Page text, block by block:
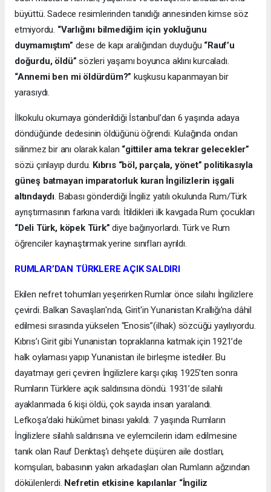
büyüttü. Sadece resimlerinden tanıdığı annesinden kimse söz
etmiyordu. “Varlığını bilmediğim için yokluğunu
duymamıştım” dese de kapı aralığından duyduğu “Rauf’u
doğurdu, öldü” sözleri yaşamı boyunca aklını kurcaladı.
“Annemi ben mi öldürdüm?”kuşkusu kapanmayan bir
yarasıydı.
İlkokulu okumaya gönderildiği İstanbul’dan 6 yaşında adaya
döndüğünde dedesinin öldüğünü öğrendi. Kulağında ondan
silinmez bir anı olarak kalan “gittiler ama tekrar gelecekler”
sözü çınlayıp durdu. Kıbrıs “böl, parçala, yönet” politikasıyla
güneş batmayan imparatorluk kuran İngilizlerin işgali
altındaydı. Babası gönderdiği İngiliz yatılı okulunda Rum/Türk
ayrıştırmasının farkına vardı. İtildikleri ilk kavgada Rum çocukları
“Deli Türk, köpek Türk” diye bağırıyorlardı. Türk ve Rum
öğrenciler kaynaştırmak yerine sınıfları ayrıldı.
RUMLAR’DAN TÜRKLERE AÇIK SALDIRI
Ekilen nefret tohumları yeşerirken Rumlar önce silahı İngilizlere
çevirdi. Balkan Savaşları'nda, Girit'in Yunanistan Krallığı'na dâhil
edilmesi sırasında yükselen “Enosis”(ilhak) sözcüğü yayılıyordu.
Kıbrıs’ı Girit gibi Yunanistan topraklarına katmak için 1921’de
halk oylaması yapıp Yunanistan ile birleşme istediler. Bu
dayatmayı geri çeviren İngilizlere karşı çıkış 1925’ten sonra
Rumların Türklere açık saldırısına döndü. 1931’de silahlı
ayaklanmada 6 kişi öldü, çok sayıda insan yaralandı.
Lefkoşa’daki hükûmet binası yakıldı. 7 yaşında Rumların
İngilizlere silahlı saldırısına ve eylemcilerin idam edilmesine
tanık olan Rauf Denktaş’ı dehşete düşüren aile dostları,
komşuları, babasının yakın arkadaşları olan Rumların ağzından
dökülenlerdi. Nefretin etkisine kapılanlar “İngiliz